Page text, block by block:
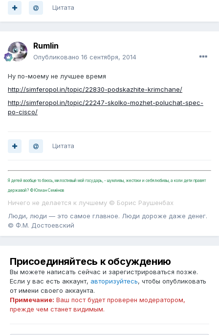
Цитата
Rumlin
Опубликовано 16 сентября, 2014
Ну по-моему не лучшее время
http://simferopol.in/topic/22830-podskazhite-krimchane/
http://simferopol.in/topic/22247-skolko-mozhet-poluchat-spec-
po-cisco/
Цитата
Я детей вообще то боюсь, милостивый мой государь, - шумливы, жестоки и себялюбивы, а коли дети правят
державой? ©Юлиан Семёнов
Ничего не делается к лучшему © Борис Раушенбах
Люди, люди — это самое главное. Люди дороже даже денег.
© Ф.М. Достоевский
Присоединяйтесь к обсуждению
Вы можете написать сейчас и зарегистрироваться позже.
Если у вас есть аккаунт, авторизуйтесь, чтобы опубликовать
от имени своего аккаунта.
Примечание: Ваш пост будет проверен модератором,
прежде чем станет видимым.